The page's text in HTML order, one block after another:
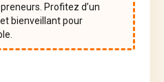
Profitez d’un
bienveillant pour